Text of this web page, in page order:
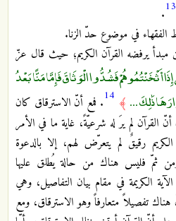
13
.
في موضوع حدّ الزنا.
مبدأ يرفضه القرآن الكريم؛ حيث قال عزّ
أَثْخَنْتُمُوهُمْ فَشُدُّوا الْوَثَاقَ فَإِمَّا مَنًّا بَعْدُ
ذَٰلِكَ ... ﴾ 14. فمع أنّ الاسترقاق كان
القرآن لم يرَ له شرعيّةً، غاية ما في الأمر
رقيقٌ لم يتعرّض لهم، إلا بالدعوة
ثمّ فليس هناك من حالة يُطلق عليها
الكريمة في مقام بيان التفاصيل، وهي
تفصيلاً متعارفاً وهو الاسترقاق، ومع